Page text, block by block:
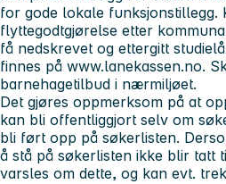
for gode lokale funksjonstillegg.
flyttegodtgjørelse etter
få nedskrevet og ettergitt
finnes på www.lanekassen.no.
barnehagetilbud i nærmiljøet.
Det gjøres oppmerksom på at
kan bli offentliggjort selv om
bli ført opp på søkerlisten.
å stå på søkerlisten ikke blir tatt
varsles om dette, og kan evt.